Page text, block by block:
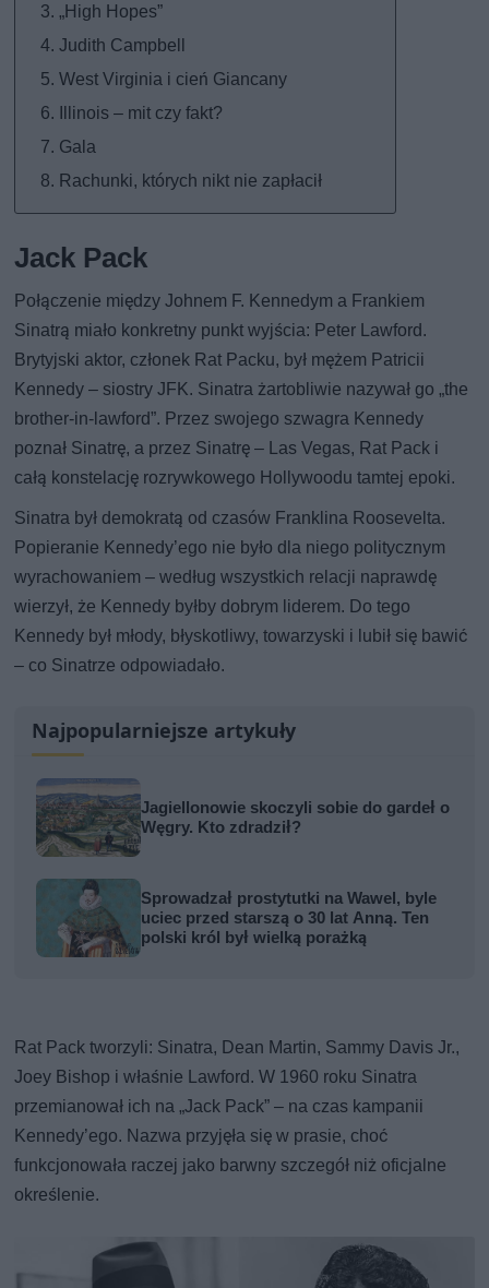
„High Hopes”
Judith Campbell
West Virginia i cień Giancany
Illinois – mit czy fakt?
Gala
Rachunki, których nikt nie zapłacił
Jack Pack
Połączenie między Johnem F. Kennedym a Frankiem
Sinatrą miało konkretny punkt wyjścia: Peter Lawford.
Brytyjski aktor, członek Rat Packu, był mężem Patricii
Kennedy – siostry JFK. Sinatra żartobliwie nazywał go „the
brother-in-lawford”. Przez swojego szwagra Kennedy
poznał Sinatrę, a przez Sinatrę – Las Vegas, Rat Pack i
całą konstelację rozrywkowego Hollywoodu tamtej epoki.
Sinatra był demokratą od czasów Franklina Roosevelta.
Popieranie Kennedy’ego nie było dla niego politycznym
wyrachowaniem – według wszystkich relacji naprawdę
wierzył, że Kennedy byłby dobrym liderem. Do tego
Kennedy był młody, błyskotliwy, towarzyski i lubił się bawić
– co Sinatrze odpowiadało.
Najpopularniejsze artykuły
Jagiellonowie skoczyli sobie do gardeł o
Węgry. Kto zdradził?
Sprowadzał prostytutki na Wawel, byle
uciec przed starszą o 30 lat Anną. Ten
polski król był wielką porażką
Rat Pack tworzyli: Sinatra, Dean Martin, Sammy Davis Jr.,
Joey Bishop i właśnie Lawford. W 1960 roku Sinatra
przemianował ich na „Jack Pack” – na czas kampanii
Kennedy’ego. Nazwa przyjęła się w prasie, choć
funkcjonowała raczej jako barwny szczegół niż oficjalne
określenie.